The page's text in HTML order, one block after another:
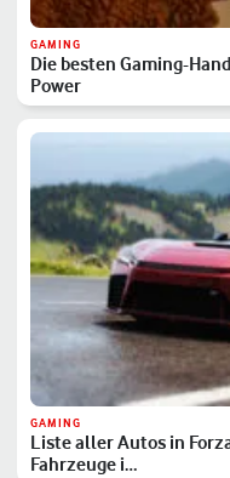
GAMING
Die besten Gaming-
Power
GAMING
Liste aller Autos in
Fahrzeuge i…